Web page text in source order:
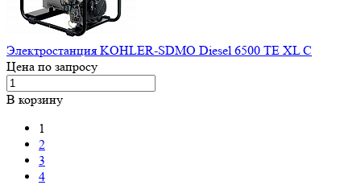
Электростанция KOHLER-SDMO Diesel 6500 TE XL C
Цена по запросу
В корзину
1
2
3
4